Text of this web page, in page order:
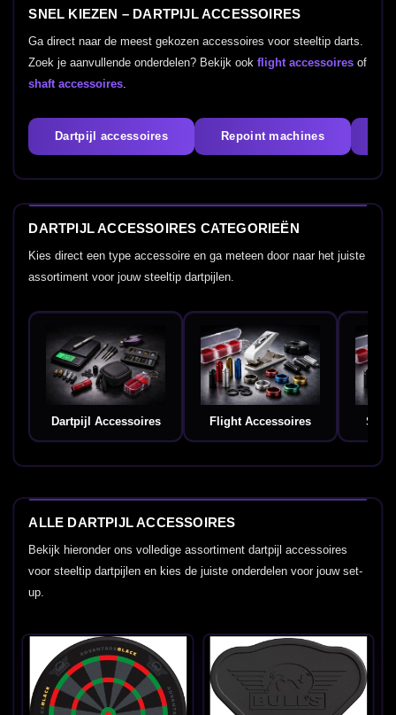
SNEL KIEZEN – DARTPIJL ACCESSOIRES
Ga direct naar de meest gekozen accessoires voor steeltip darts.
Zoek je aanvullende onderdelen? Bekijk ookflight accessoires of
shaft accessoires.
Dartpijl accessoires Repoint machines
DARTPIJL ACCESSOIRES CATEGORIEËN
Kies direct een type accessoire en ga meteen door naar het juiste
assortiment voor jouw steeltip dartpijlen.
Dartpijl Accessoires Flight Accessoires
ALLE DARTPIJL ACCESSOIRES
Bekijk hieronder ons volledige assortiment dartpijl accessoires
voor steeltip dartpijlen en kies de juiste onderdelen voor jouw set-
up.